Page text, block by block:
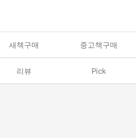
새책구매 중고책구매
리뷰 Pick